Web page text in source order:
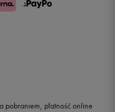
pobraniem, płatność online